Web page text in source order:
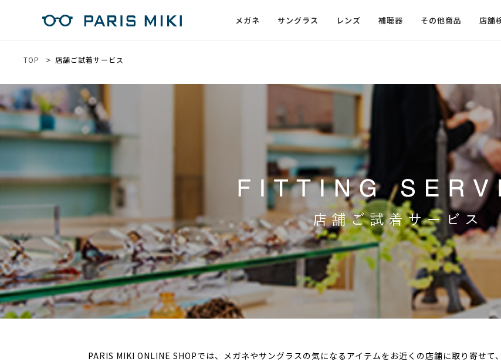
メガネ サングラス レンズ 補聴器 その他商品 店舗
TOP 店舗ご試着サービス
PARIS MIKI ONLINE SHOPでは、メガネやサングラスの気になるアイテムをお近くの店舗に取り寄せて